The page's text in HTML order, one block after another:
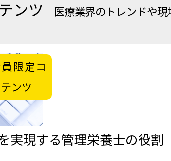
ンツ 医療業界のトレンドや現
限定コ
ンツ
実現する管理栄養士の役割